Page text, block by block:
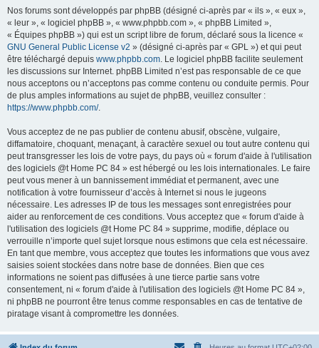
Nos forums sont développés par phpBB (désigné ci-après par « ils », « eux »,
« leur », « logiciel phpBB », « www.phpbb.com », « phpBB Limited »,
« Équipes phpBB ») qui est un script libre de forum, déclaré sous la licence «
GNU General Public License v2 » (désigné ci-après par « GPL ») et qui peut
être téléchargé depuis www.phpbb.com. Le logiciel phpBB facilite seulement
les discussions sur Internet. phpBB Limited n’est pas responsable de ce que
nous acceptons ou n’acceptons pas comme contenu ou conduite permis. Pour
de plus amples informations au sujet de phpBB, veuillez consulter :
https://www.phpbb.com/.
Vous acceptez de ne pas publier de contenu abusif, obscène, vulgaire,
diffamatoire, choquant, menaçant, à caractère sexuel ou tout autre contenu qui
peut transgresser les lois de votre pays, du pays où « forum d'aide à l'utilisation
des logiciels @t Home PC 84 » est hébergé ou les lois internationales. Le faire
peut vous mener à un bannissement immédiat et permanent, avec une
notification à votre fournisseur d’accès à Internet si nous le jugeons
nécessaire. Les adresses IP de tous les messages sont enregistrées pour
aider au renforcement de ces conditions. Vous acceptez que « forum d'aide à
l'utilisation des logiciels @t Home PC 84 » supprime, modifie, déplace ou
verrouille n’importe quel sujet lorsque nous estimons que cela est nécessaire.
En tant que membre, vous acceptez que toutes les informations que vous avez
saisies soient stockées dans notre base de données. Bien que ces
informations ne soient pas diffusées à une tierce partie sans votre
consentement, ni « forum d'aide à l'utilisation des logiciels @t Home PC 84 »,
ni phpBB ne pourront être tenus comme responsables en cas de tentative de
piratage visant à compromettre les données.